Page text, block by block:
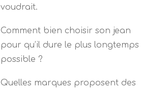
voudrait.
Comment bien choisir son jean
pour qu’il dure le plus longtemps
possible ?
Quelles marques proposent des